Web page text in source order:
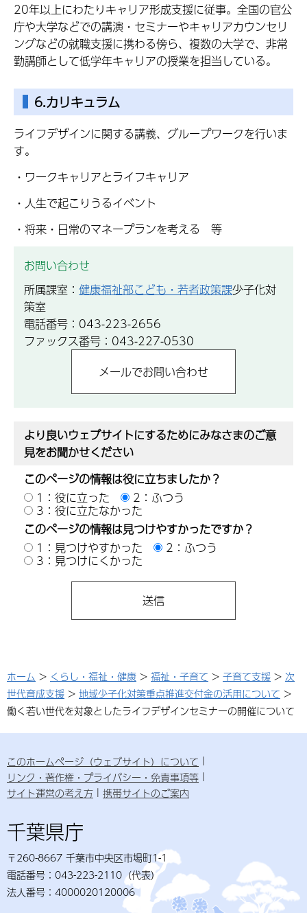
20年以上にわたりキャリア形成支援に従事。全国の官公
庁や大学などでの講演・セミナーやキャリアカウンセリ
ングなどの就職支援に携わる傍ら、複数の大学で、非常
勤講師として低学年キャリアの授業を担当している。
6.カリキュラム
ライフデザインに関する講義、グループワークを行いま
す。
・ワークキャリアとライフキャリア
・人生で起こりうるイベント
・将来・日常のマネープランを考える 等
お問い合わせ
所属課室： 健康福祉部こども・若者政策課少子化対
策室
電話番号：043-223-2656
ファックス番号：043-227-0530
より良いウェブサイトにするためにみなさまのご意
見をお聞かせください
このページの情報は役に立ちましたか？
1：役に立った
2：ふつう
3：役に立たなかった
このページの情報は見つけやすかったですか？
1：見つけやすかった
2：ふつう
3：見つけにくかった
ホーム > くらし・福祉・健康 > 福祉・子育て > 子育て支援 > 次
世代育成支援 > 地域少子化対策重点推進交付金の活用について >
働く若い世代を対象としたライフデザインセミナーの開催について
このホームページ（ウェブサイト）について
リンク・著作権・プライバシー・免責事項等
サイト運営の考え方
携帯サイトのご案内
千葉県庁
〒260-8667 千葉市中央区市場町1-1
電話番号：043-223-2110（代表）
法人番号：4000020120006